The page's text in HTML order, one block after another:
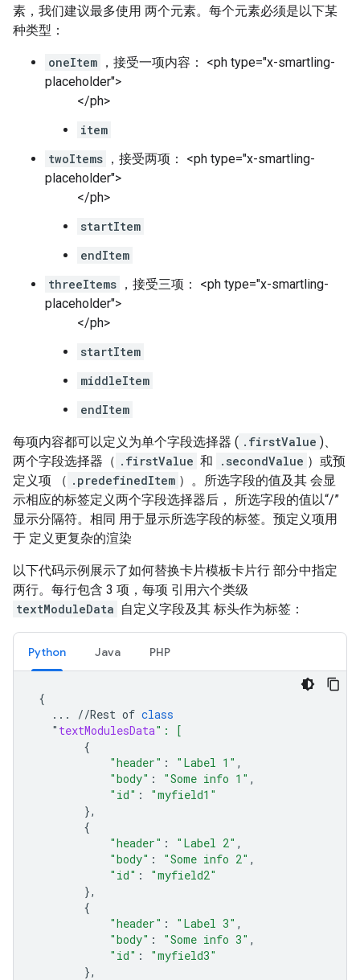
素，我们建议最多使用 两个元素。每个元素必须是以下某
种类型：
oneItem ，接受一项内容： <ph type="x-smartling-
placeholder">
</ph>
item
twoItems ，接受两项： <ph type="x-smartling-
placeholder">
</ph>
startItem
endItem
threeItems ，接受三项： <ph type="x-smartling-
placeholder">
</ph>
startItem
middleItem
endItem
每项内容都可以定义为单个字段选择器 ( .firstValue )、
两个字段选择器（ .firstValue 和 .secondValue ）或预
定义项 （ .predefinedItem ）。所选字段的值及其 会显
示相应的标签定义两个字段选择器后， 所选字段的值以“/”
显示分隔符。相同 用于显示所选字段的标签。预定义项用
于 定义更复杂的渲染
以下代码示例展示了如何替换卡片模板卡片行 部分中指定
两行。每行包含 3 项，每项 引用六个类级
textModuleData 自定义字段及其 标头作为标签：
Python Java PHP
{
...
//Rest of class
" textModulesData": [
{
"header" : "Label 1" ,
"body" : "Some info 1" ,
"id" :
"myfield1"
},
{
"header" : "Label 2" ,
"body" : "Some info 2" ,
"id" :
"myfield2"
},
{
"header" : "Label 3" ,
"body" : "Some info 3" ,
"id" :
"myfield3"
},